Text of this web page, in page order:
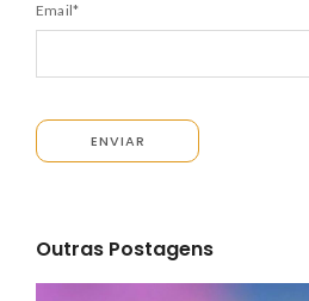
Email*
Outras Postagens